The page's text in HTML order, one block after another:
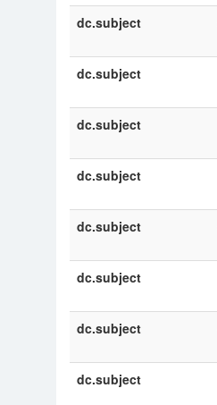
dc.subject
dc.subject
dc.subject
dc.subject
dc.subject
dc.subject
dc.subject
dc.subject